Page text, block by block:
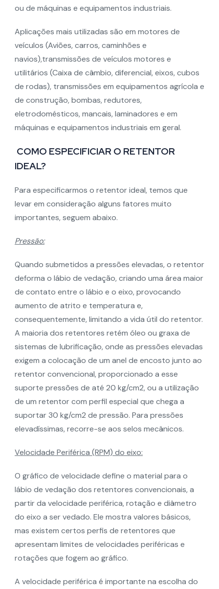
ou de máquinas e equipamentos industriais.
Aplicações mais utilizadas são em motores de
veículos (Aviões, carros, caminhões e
navios),transmissões de veículos motores e
utilitários (Caixa de câmbio, diferencial, eixos, cubos
de rodas), transmissões em equipamentos agrícola e
de construção, bombas, redutores,
eletrodomésticos, mancais, laminadores e em
máquinas e equipamentos industriais em geral.
COMO ESPECIFICIAR O RETENTOR
IDEAL?
Para especificarmos o retentor ideal, temos que
levar em consideração alguns fatores muito
importantes, seguem abaixo.
Pressão:
Quando submetidos a pressões elevadas, o retentor
deforma o lábio de vedação, criando uma área maior
de contato entre o lábio e o eixo, provocando
aumento de atrito e temperatura e,
consequentemente, limitando a vida útil do retentor.
A maioria dos retentores retém óleo ou graxa de
sistemas de lubrificação, onde as pressões elevadas
exigem a colocação de um anel de encosto junto ao
retentor convencional, proporcionado a esse
suporte pressões de até 20 kg/cm2, ou a utilização
de um retentor com perfil especial que chega a
suportar 30 kg/cm2 de pressão. Para pressões
elevadíssimas, recorre-se aos selos mecânicos.
Velocidade Periférica (RPM) do eixo:
O gráfico de velocidade define o material para o
lábio de vedação dos retentores convencionais, a
partir da velocidade periférica, rotação e diâmetro
do eixo a ser vedado. Ele mostra valores básicos,
mas existem certos perfis de retentores que
apresentam limites de velocidades periféricas e
rotações que fogem ao gráfico.
A velocidade periférica é importante na escolha do